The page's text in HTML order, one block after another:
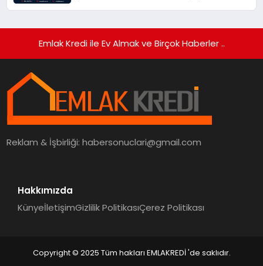
Emlak Kredi ile Ev Almak ve Birçok Haberler ..
Reklam & İşbirliği:habersonuclari@gmail.com
Hakkımızda
KünyeİletişimGizlilik PolitikasıÇerez Politikası
Copyright © 2025 Tüm hakları EMLAKREDİ 'de saklıdır.